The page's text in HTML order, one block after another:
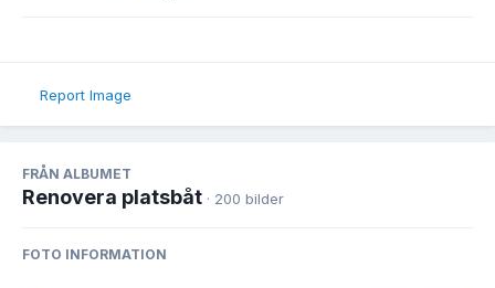
Report Image
FRÅN ALBUMET
Renovera platsbåt · 200 bilder
FOTO INFORMATION